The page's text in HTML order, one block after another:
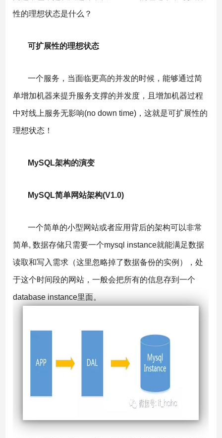
性的理想状态是什么？
可扩展性的理想状态
一个服务，当面临更高的并发的时候，能够通过简
单增加机器来提升服务支撑的并发度，且增加机器过程
中对线上服务无影响(no down time)，这就是可扩展性的
理想状态！
MySQL架构的演变
MySQL简单网站架构(V1.0)
一个简单的小型网站或者应用背后的架构可以非常
简单, 数据存储只需要一个mysql instance就能满足数据
读取和写入需求（这里忽略掉了数据备份的实例），处
于这个时间段的网站，一般会把所有的信息存到一个
database instance里面。